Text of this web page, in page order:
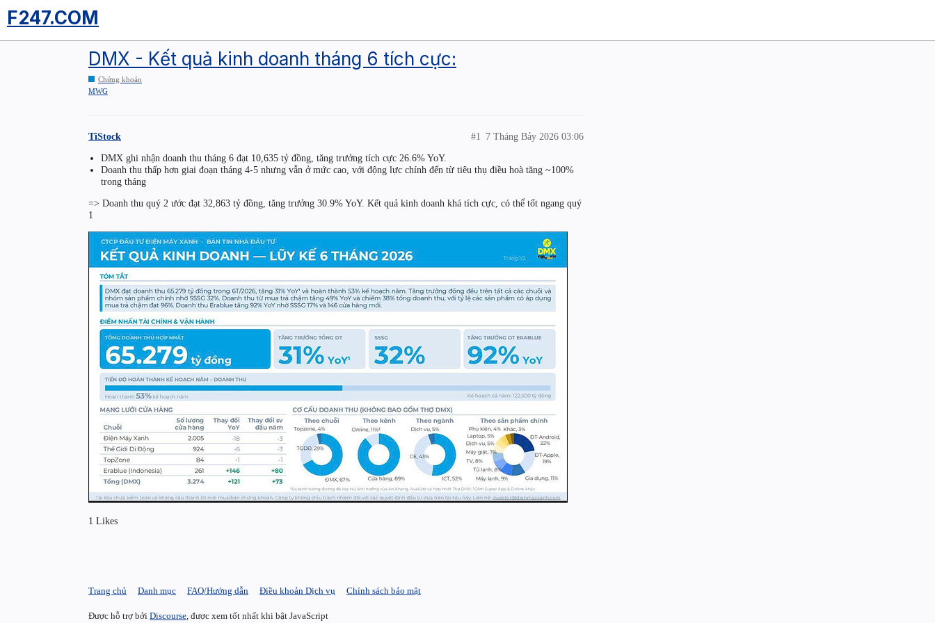
F247.COM
DMX - Kết quả kinh doanh tháng 6 tích cực:
Chứng khoán
MWG
TiStock 7 Tháng Bảy 2026 03:06
#1
DMX ghi nhận doanh thu tháng 6 đạt 10,635 tỷ đồng, tăng trưởng tích cực 26.6% YoY.
Doanh thu thấp hơn giai đoạn tháng 4-5 nhưng vẫn ở mức cao, với động lực chính đến từ tiêu thụ điều hoà tăng ~100%
trong tháng
=> Doanh thu quý 2 ước đạt 32,863 tỷ đồng, tăng trưởng 30.9% YoY. Kết quả kinh doanh khá tích cực, có thể tốt ngang quý
1
1 Likes
Trang chủ Danh mục FAQ/Hướng dẫn Điều khoản Dịch vụ Chính sách bảo mật
Được hỗ trợ bởi Discourse , được xem tốt nhất khi bật JavaScript